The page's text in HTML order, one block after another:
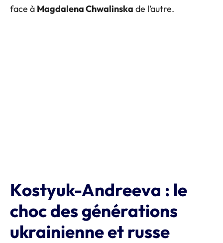
face à Magdalena Chwalinska de l’autre.
Kostyuk-Andreeva : le
choc des générations
ukrainienne et russe